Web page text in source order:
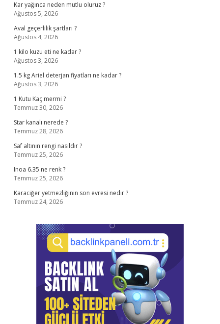
Kar yağınca neden mutlu oluruz ?
Ağustos 5, 2026
Aval geçerlilik şartları ?
Ağustos 4, 2026
1 kilo kuzu eti ne kadar ?
Ağustos 3, 2026
1.5 kg Ariel deterjan fiyatları ne kadar ?
Ağustos 3, 2026
1 Kutu Kaç mermi ?
Temmuz 30, 2026
Star kanalı nerede ?
Temmuz 28, 2026
Saf altının rengi nasıldır ?
Temmuz 25, 2026
Inoa 6.35 ne renk ?
Temmuz 25, 2026
Karaciğer yetmezliğinin son evresi nedir ?
Temmuz 24, 2026